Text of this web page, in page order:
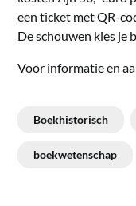
een ticket met QR-
De schouwen kies je
Voor informatie en
Boekhistorisch
boekwetenschap